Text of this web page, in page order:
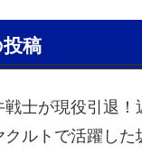
稿
士が現役引退！
クルトで活躍した